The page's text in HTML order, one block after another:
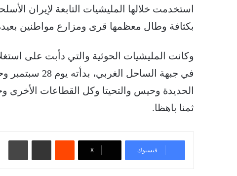
استخدمت خلالها المليشيات التابعة لإيران
بكثافة وطال معظمها قرى ومزارع مواطنين
وكانت المليشيات الحوثية والتي دأبت على
الحديدة وحيس والتحيتا وكل القطاعات
ثمنا باهظا.
فيسبوك ‫X